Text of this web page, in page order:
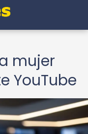
mujer
YouTube